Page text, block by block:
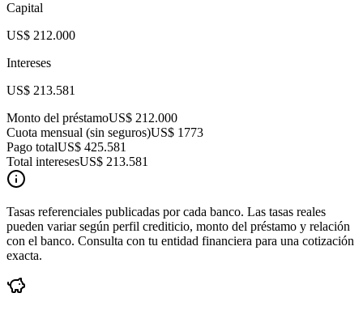
Capital
US$ 212.000
Intereses
US$ 213.581
Monto del préstamoUS$ 212.000
Cuota mensual (sin seguros)US$ 1773
Pago totalUS$ 425.581
Total interesesUS$ 213.581
Tasas referenciales publicadas por cada banco. Las tasas reales
pueden variar según perfil crediticio, monto del préstamo y relación
con el banco. Consulta con tu entidad financiera para una cotización
exacta.